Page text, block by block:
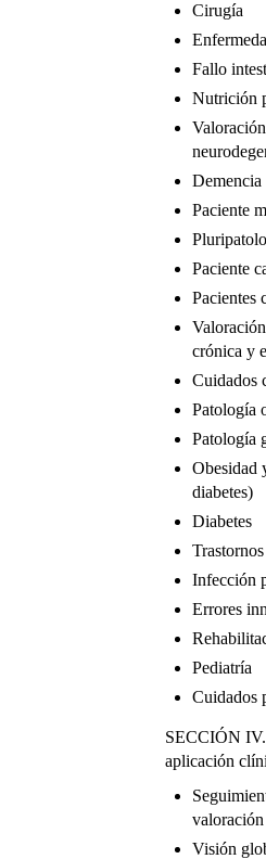
Cirugía
Fallo
Nutrición
Demencia
Paciente
Paciente
Pacientes
crónica y
Cuidados
Patología
Patología
Obesidad
diabetes)
Diabetes
Infección
Errores
Pediatría
Cuidados
SECCIÓN
aplicación
Visión